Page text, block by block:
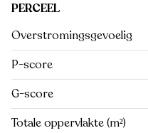
PERCEEL
Overstromingsgevoelig
P-score
G-score
Totale oppervlakte (m²)